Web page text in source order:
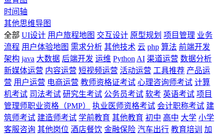
时间轴
其他思维导图
全部 UI设计 用户旅程地图 交互设计 原型规划 项目管理 业务
流程 用户体验地图 需求分析 其他技术 云 php 算法 前端开发
架构 java 大数据 后端开发 运维 Python AI 渠道运营 数据分析
新媒体运营 内容运营 短视频运营 活动运营 工具推荐 产品运
营 用户运营 电商运营 教师资格证考试 心理咨询师考试 计算
机考试 司法考试 研究生考试 公务员考试 软考 英语考试 项目
管理师职业资格（PMP）
执业医师资格考试 会计职称考试 建
筑师考试 建造师考试 学前教育 其他教育 初中 高中 大学 小学
客服咨询 其他岗位 酒店餐饮 金融保险 汽车出行 教育培训
加